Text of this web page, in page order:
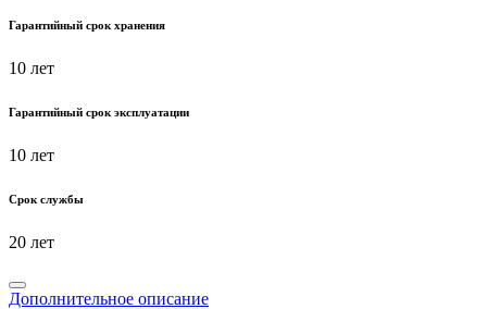
Гарантийный срок хранения
10 лет
Гарантийный срок эксплуатации
10 лет
Срок службы
20 лет
Дополнительное описание